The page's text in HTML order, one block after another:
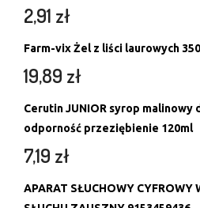
2,91 zł
Farm-vix Żel z liści laurowych
19,89 zł
Cerutin JUNIOR syrop malinowy
odporność przeziębienie 120ml
7,19 zł
APARAT SŁUCHOWY CYFROWY